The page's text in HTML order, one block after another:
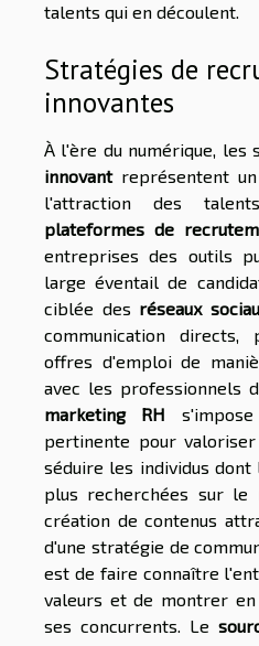
talents qui en découlent.
Stratégies de
innovantes
À l'ère du numérique, les
innovantreprésentent un
l'attraction des
plateformes de
entreprises des outils
large éventail de
ciblée des réseaux
communication
offres d'emploi de
avec les professionnels
marketing RH
pertinente pour
séduire les individus
plus recherchées sur le
création de contenus
d'une stratégie de
est de faire connaître
valeurs et de montrer
ses concurrents. Le